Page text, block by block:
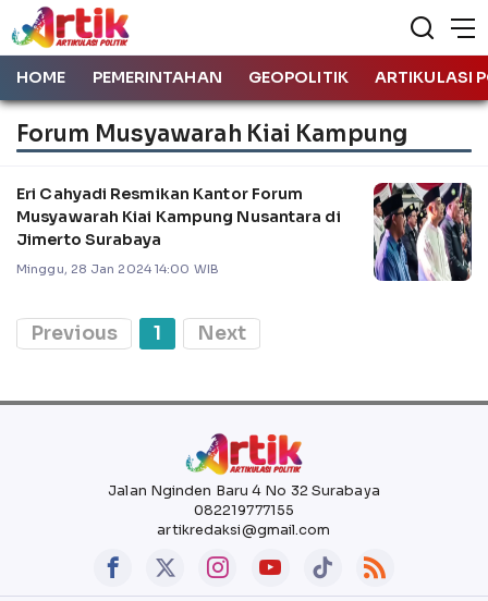
HOME PEMERINTAHAN GEOPOLITIK ARTIKULASI
Forum Musyawarah Kiai Kampung
Eri Cahyadi Resmikan Kantor Forum
Musyawarah Kiai Kampung Nusantara di
Jimerto Surabaya
Minggu, 28 Jan 2024 14:00 WIB
Previous 1 Next
Jalan Nginden Baru 4 No 32 Surabaya
082219777155
artikredaksi@gmail.com